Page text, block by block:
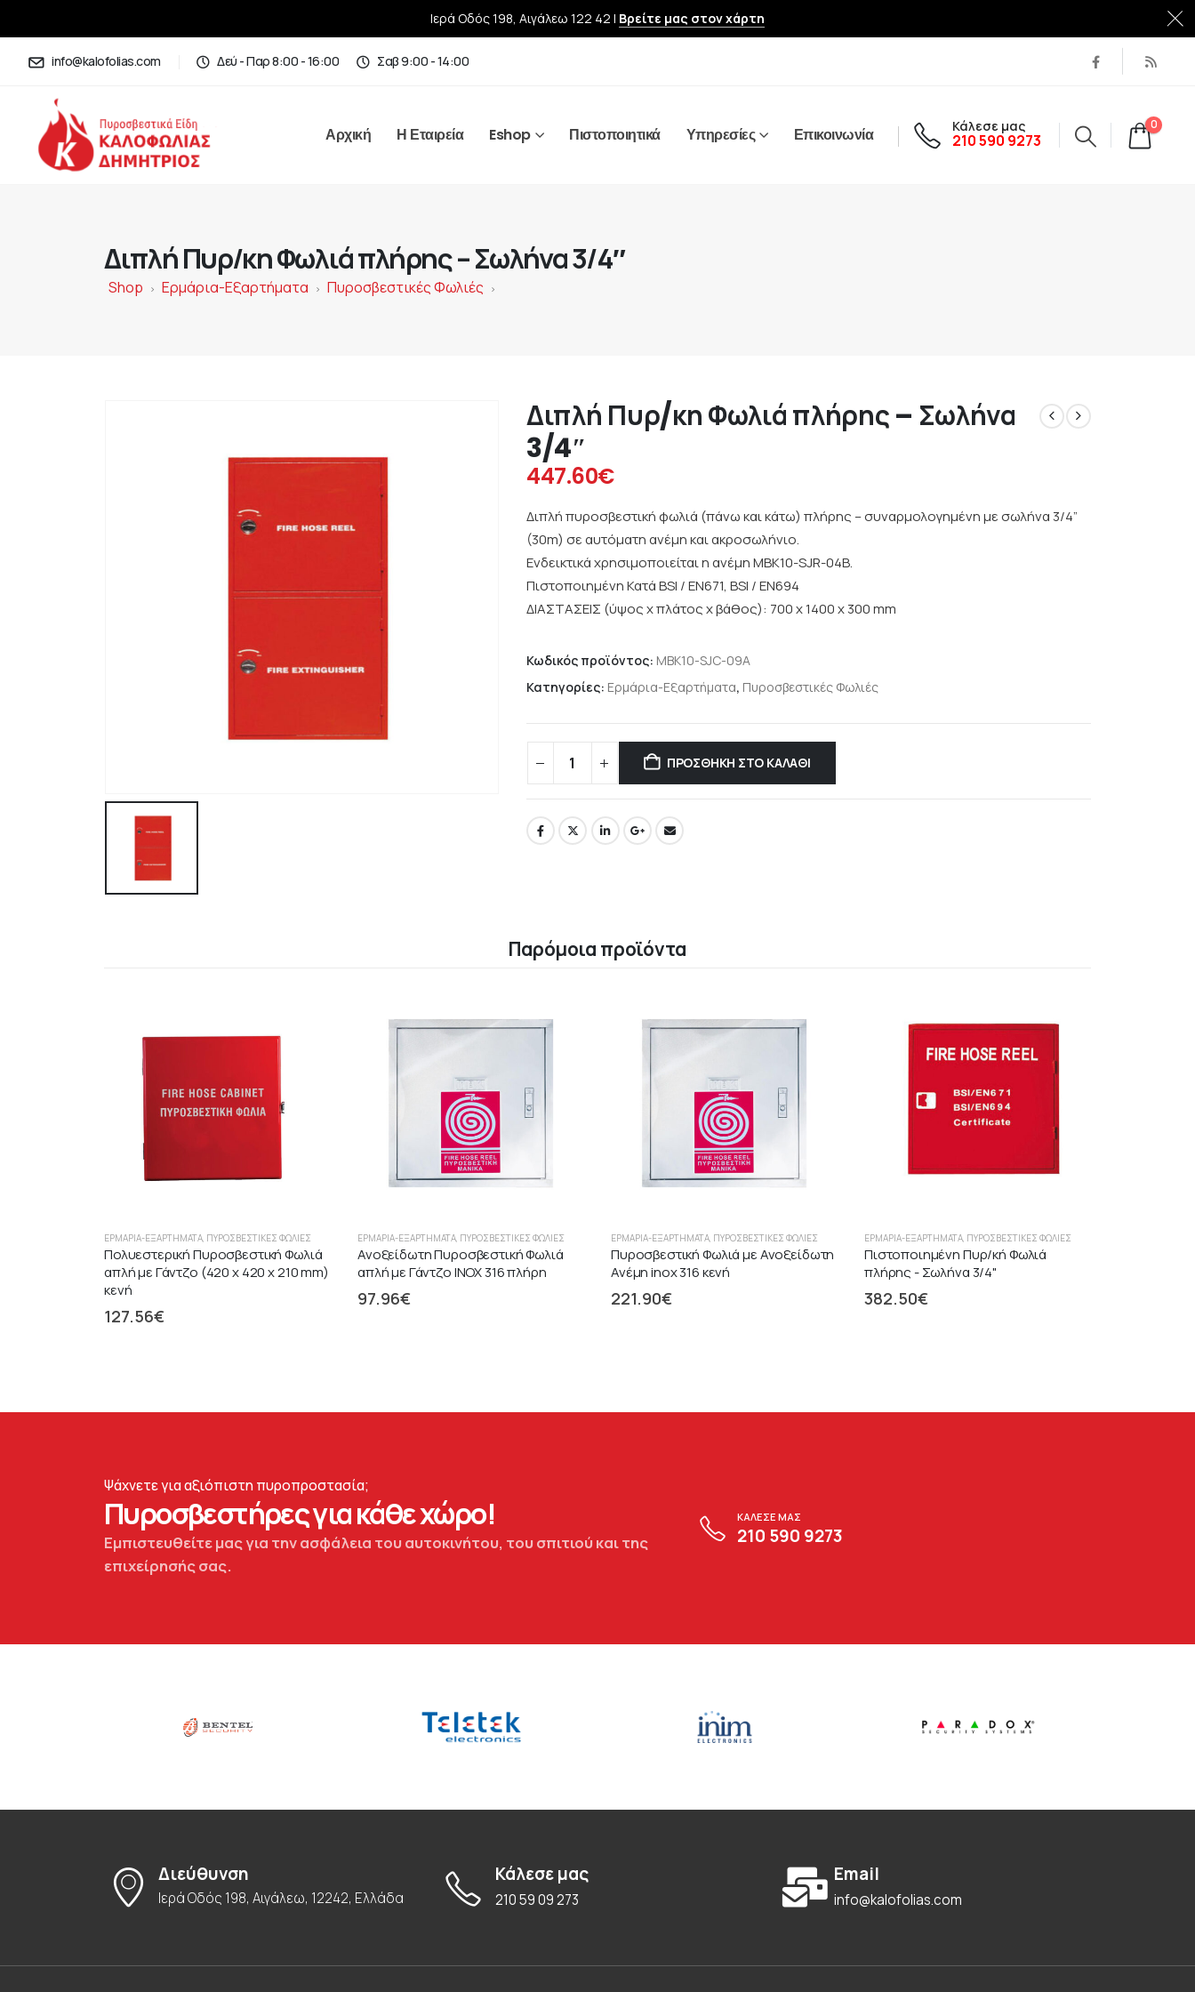
Ιερά Οδός 198, Αιγάλεω 122 42 | Βρείτε μας στον χάρτη
info@kalofolias.com Δεύ - Παρ 8:00 - 16:00 Σαβ 9:00 - 14:00
Αρχική Η Εταιρεία Eshop Πιστοποιητικά Υπηρεσίες Επικοινωνία Κάλεσε μας
210 590 9273
0
Διπλή Πυρ/κη Φωλιά πλήρης – Σωλήνα 3/4″
Shop > Ερμάρια-Εξαρτήματα > Πυροσβεστικές Φωλιές >
Διπλή Πυρ/κη Φωλιά πλήρης – Σωλήνα
3/4″
447.60€
Διπλή πυροσβεστική φωλιά (πάνω και κάτω) πλήρης – συναρμολογημένη με σωλήνα 3/4”
(30m) σε αυτόματη ανέμη και ακροσωλήνιο.
Ενδεικτικά χρησιμοποιείται η ανέμη MBK10-SJR-04B.
Πιστοποιημένη Κατά ΒSI / EN671, BSI / EN694
ΔΙΑΣΤΑΣΕΙΣ (ύψος x πλάτος x βάθος): 700 x 1400 x 300 mm
Κωδικός προϊόντος: MBK10-SJC-09A
Κατηγορίες: Ερμάρια-Εξαρτήματα, Πυροσβεστικές Φωλιές
ΠΡΟΣΘΉΚΗ ΣΤΟ ΚΑΛΆΘΙ
Παρόμοια προϊόντα
ΕΡΜΆΡΙΑ-ΕΞΑΡΤΉΜΑΤΑ ΠΥΡΟΣΒΕΣΤΙΚΈΣ ΦΩΛΙΈΣ
Πολυεστερική Πυροσβεστική Φωλιά
απλή με Γάντζο (420 x 420 x 210 mm)
κενή
127.56€
ΕΡΜΆΡΙΑ-ΕΞΑΡΤΉΜΑΤΑ ΠΥΡΟΣΒΕΣΤΙΚΈΣ ΦΩΛΙΈΣ
Ανοξείδωτη Πυροσβεστική Φωλιά
απλή με Γάντζο ΙΝΟΧ 316 πλήρη
97.96€
ΕΡΜΆΡΙΑ-ΕΞΑΡΤΉΜΑΤΑ ΠΥΡΟΣΒΕΣΤΙΚΈΣ ΦΩΛΙΈΣ
Πυροσβεστική Φωλιά με Ανοξείδωτη
Ανέμη inox 316 κενή
221.90€
ΕΡΜΆΡΙΑ-ΕΞΑΡΤΉΜΑΤΑ ΠΥΡΟΣΒΕΣΤΙΚΈΣ ΦΩΛΙΈΣ
Πιστοποιημένη Πυρ/κή Φωλιά
πλήρης - Σωλήνα 3/4"
382.50€
Ψάχνετε για αξιόπιστη πυροπροστασία;
Πυροσβεστήρες για κάθε χώρο!
Εμπιστευθείτε μας για την ασφάλεια του αυτοκινήτου, του σπιτιού και της
επιχείρησής σας.
ΚΑΛΕΣΕ ΜΑΣ
210 590 9273
Διεύθυνση
Ιερά Οδός 198, Αιγάλεω, 12242, Ελλάδα
Κάλεσε μας
210 59 09 273
Email
info@kalofolias.com